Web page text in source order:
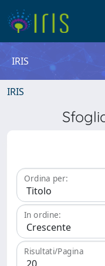
IRIS
IRIS
Ordina per:
In ordine:
Risultati/Pagina